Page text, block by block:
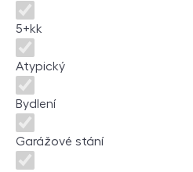
5+kk
Atypický
Bydlení
Garážové stání